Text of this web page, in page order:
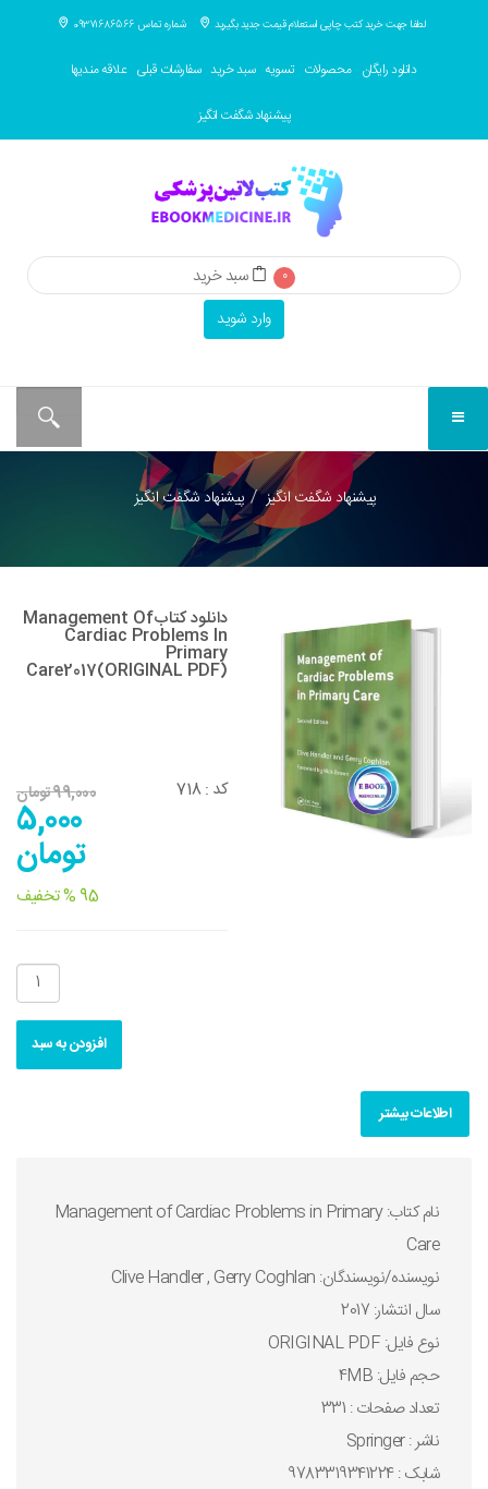
شماره تماس 09371686566 لطفا جهت خرید کتب چاپی استعلام قیمت جدید بگیرید
علاقه مندیها سفارشات قبلی سبد خرید تسویه محصولات دانلود رایگان
پیشنهاد شگفت انگیز
سبد خرید 0
وارد شوید
پیشنهاد شگفت انگیز پیشنهاد شگفت انگیز
دانلود کتابManagement Of
Cardiac Problems In
Primary
Care2017(ORIGINAL PDF)
99,000 تومان
5,000
تومان
95 % تخفیف
کد :718
افزودن به سبد
اطلاعات بیشتر
نام کتاب: Management of Cardiac Problems in Primary
Care
نويسنده/نويسندگان: Clive Handler , Gerry Coghlan
سال انتشار: 2017
نوع فايل: ORIGINAL PDF
حجم فايل: 4MB
تعداد صفحات : 331
ناشر : Springer
شابک : 9783319341224